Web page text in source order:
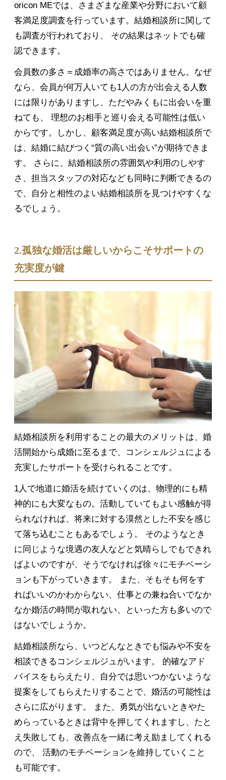
oricon MEでは、さまざまな産業や分野において顧
客満足度調査を行っています。結婚相談所に関して
も調査が行われており、 その結果はネットでも確
認できます。
会員数の多さ＝成婚率の高さではありません。なぜ
なら、会員が何万人いても1人の方が出会える人数
には限りがありますし、ただやみくもに出会いを重
ねても、 理想のお相手と巡り会える可能性は低い
からです。しかし、顧客満足度が高い結婚相談所で
は、結婚に結びつく“質の高い出会い”が期待できま
す。 さらに、結婚相談所の雰囲気や利用のしやす
さ、担当スタッフの対応なども同時に判断できるの
で、自分と相性のよい結婚相談所を見つけやすくな
るでしょう。
2.孤独な婚活は厳しいからこそサポートの
充実度が鍵
結婚相談所を利用することの最大のメリットは、婚
活開始から成婚に至るまで、コンシェルジュによる
充実したサポートを受けられることです。
1人で地道に婚活を続けていくのは、物理的にも精
神的にも大変なもの。活動していてもよい感触が得
られなければ、将来に対する漠然とした不安を感じ
て落ち込むこともあるでしょう。 そのようなとき
に同じような境遇の友人などと気晴らしでもできれ
ばよいのですが、そうでなければ徐々にモチベーシ
ョンも下がっていきます。 また、そもそも何をす
ればいいのかわからない、仕事との兼ね合いでなか
なか婚活の時間が取れない、といった方も多いので
はないでしょうか。
結婚相談所なら、いつどんなときでも悩みや不安を
相談できるコンシェルジュがいます。 的確なアド
バイスをもらえたり、自分では思いつかないような
提案をしてもらえたりすることで、婚活の可能性は
さらに広がります。 また、勇気が出ないときやた
めらっているときは背中を押してくれますし、たと
え失敗しても、改善点を一緒に考え励ましてくれる
ので、 活動のモチベーションを維持していくこと
も可能です。